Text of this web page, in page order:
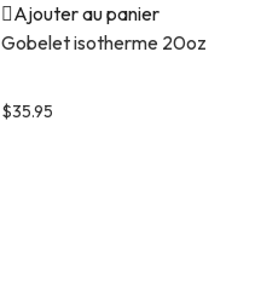
Ajouter au panier
Gobelet isotherme 20oz
$35.95